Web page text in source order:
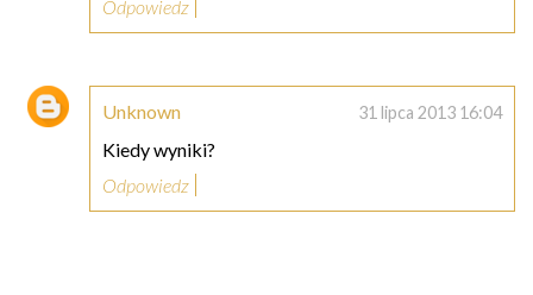
Odpowiedz
Unknown 31 lipca 2013 16:04
Kiedy wyniki?
Odpowiedz